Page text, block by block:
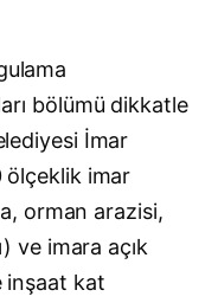
bölümü dikkatle
İmar
ölçeklik imar
orman arazisi,
ve imara açık
inşaat kat